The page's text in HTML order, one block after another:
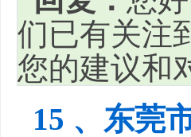
们已有关注
您的建议和
15 、东莞